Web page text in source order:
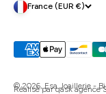
France (EUR €)
© 2026, Esa Joaillerie -
Réalisé par qask agence